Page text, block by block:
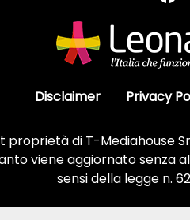
Disclaimer Privacy
di T-Mediahouse
viene aggiornato
sensi della legge n.